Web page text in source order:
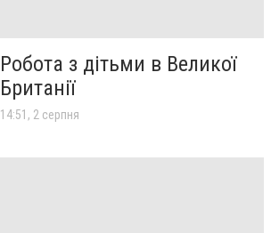
Робота з дітьми в Великої
Британії
14:51, 2 серпня